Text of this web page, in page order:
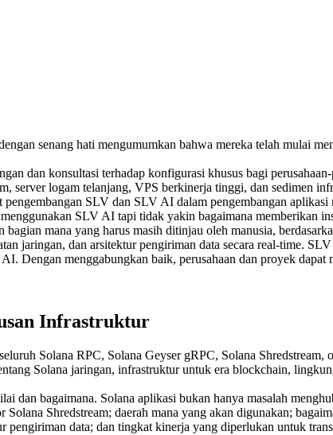
senang hati mengumumkan bahwa mereka telah mulai
dan konsultasi terhadap konfigurasi khusus bagi
server logam telanjang, VPS berkinerja tinggi, dan sedimen
SLV dan SLV AI dalam pengembangan
SLV AI tapi tidak yakin bagaimana memberikan
mana yang harus masih ditinjau oleh manusia,
jaringan, dan arsitektur pengiriman data secara real-time.
Dengan menggabungkan baik, perusahaan dan proyek dapat
Infrastruktur
Solana RPC, Solana Geyser gRPC, Solana Shredstream,
Solana jaringan, infrastruktur untuk era blockchain,
dan bagaimana. Solana aplikasi bukan hanya masalah
Shredstream; daerah mana yang akan digunakan;
data; dan tingkat kinerja yang diperlukan untuk